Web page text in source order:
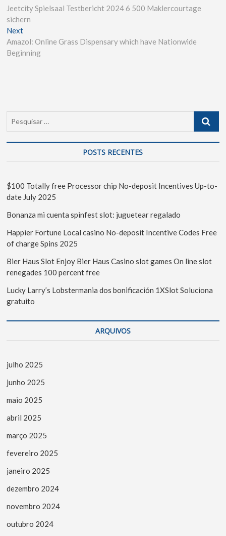
Jeetcity Spielsaal Testbericht 2024 6 500 Maklercourtage
sichern
Next
Amazol: Online Grass Dispensary which have Nationwide
Beginning
POSTS RECENTES
$100 Totally free Processor chip No-deposit Incentives Up-to-
date July 2025
Bonanza mi cuenta spinfest slot: juguetear regalado
Happier Fortune Local casino No-deposit Incentive Codes Free
of charge Spins 2025
Bier Haus Slot Enjoy Bier Haus Casino slot games On line slot
renegades 100 percent free
Lucky Larry’s Lobstermania dos bonificación 1XSlot Soluciona
gratuito
ARQUIVOS
julho 2025
junho 2025
maio 2025
abril 2025
março 2025
fevereiro 2025
janeiro 2025
dezembro 2024
novembro 2024
outubro 2024